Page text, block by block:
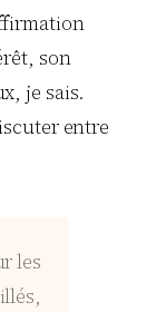
son
je sais.
entre
les